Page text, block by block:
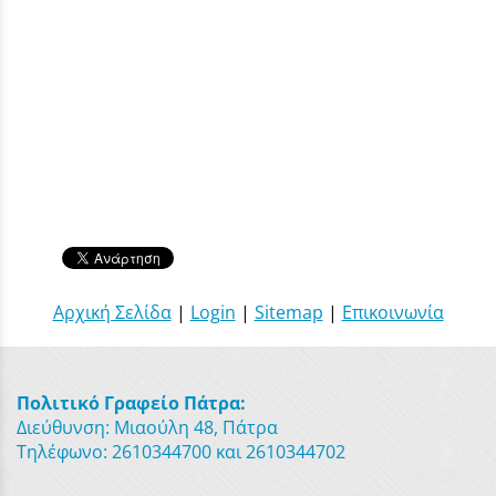
Αρχική Σελίδα| Login | Sitemap | Επικοινωνία
Πολιτικό Γραφείο Πάτρα:
Διεύθυνση: Μιαούλη 48, Πάτρα
Τηλέφωνο: 2610344700 και 2610344702